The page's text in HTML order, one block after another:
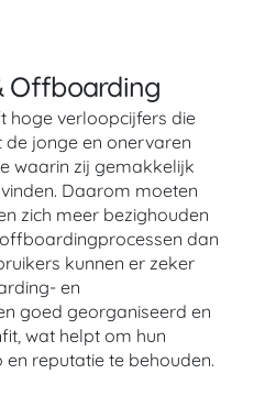
Offboarding
hoge verloopcijfers die
jonge en onervaren
waarin zij gemakkelijk
Daarom moeten
zich meer bezighouden
dan
kunnen er zeker
en
goed georganiseerd en
wat helpt om hun
reputatie te behouden.